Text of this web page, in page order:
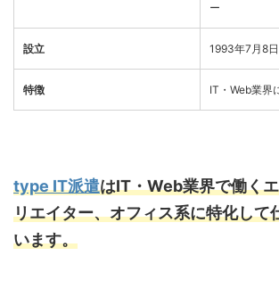
ー
設立 1993年7月8日
特徴 IT・Web業界
type IT派遣はIT・Web業界で働く
リエイター、オフィス系に特化して
います。